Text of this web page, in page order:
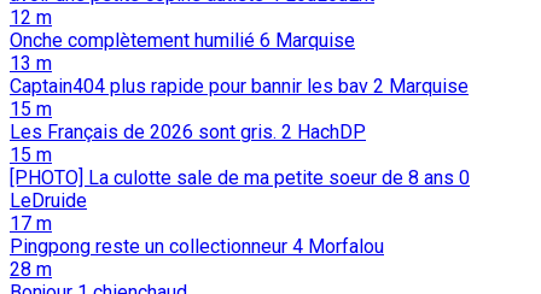
12 m
Onche complètement humilié 6 Marquise
13 m
Captain404 plus rapide pour bannir les bav 2 Marquise
15 m
Les Français de 2026 sont gris. 2 HachDP
15 m
[PHOTO] La culotte sale de ma petite soeur de 8 ans 0
LeDruide
17 m
Pingpong reste un collectionneur 4 Morfalou
28 m